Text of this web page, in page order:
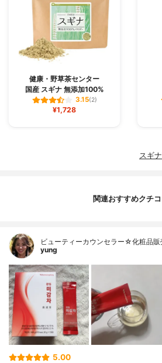
健康・野草茶センター
国産 スギナ 無添加100%
3.15(2)
¥1,728
スギ
関連おすすめクチコ
ビューティーカウンセラー☆化粧品
yung
5.00